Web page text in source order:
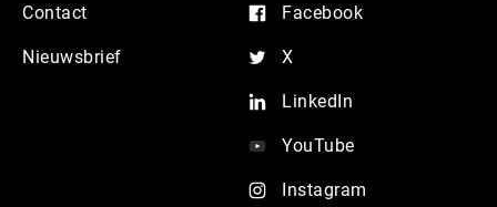
Contact
Nieuwsbrief
Facebook
X
LinkedIn
YouTube
Instagram